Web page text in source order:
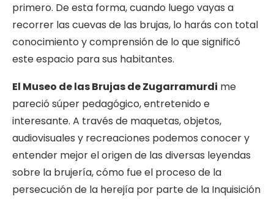
primero. De esta forma, cuando luego vayas a
recorrer las cuevas de las brujas, lo harás con total
conocimiento y comprensión de lo que significó
este espacio para sus habitantes.
El Museo de las Brujas de Zugarramurdi me
pareció súper pedagógico, entretenido e
interesante. A través de maquetas, objetos,
audiovisuales y recreaciones podemos conocer y
entender mejor el origen de las diversas leyendas
sobre la brujería, cómo fue el proceso de la
persecución de la herejía por parte de la Inquisición